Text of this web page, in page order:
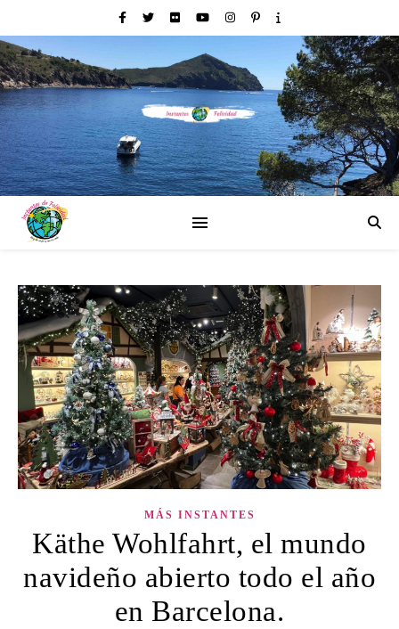
MÁS INSTANTES
Käthe Wohlfahrt, el mundo
navideño abierto todo el año
en Barcelona.